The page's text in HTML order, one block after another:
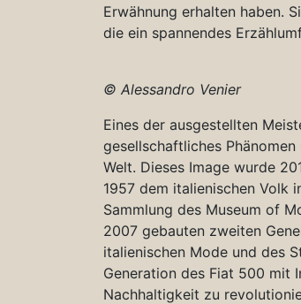
Erwähnung erhalten haben.
die ein spannendes
© Alessandro Venier
Eines der ausgestellten
gesellschaftliches
Welt. Dieses Image wurde
1957 dem italienischen Volk
Sammlung des Museum of
2007 gebauten zweiten
italienischen Mode und des
Generation des Fiat 500 mit
Nachhaltigkeit zu